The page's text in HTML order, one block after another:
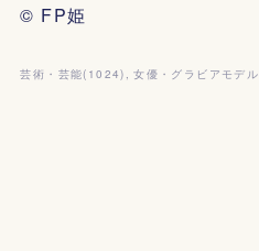
© FP姫
芸術・芸能( 1024) 女優・グラビアモデル